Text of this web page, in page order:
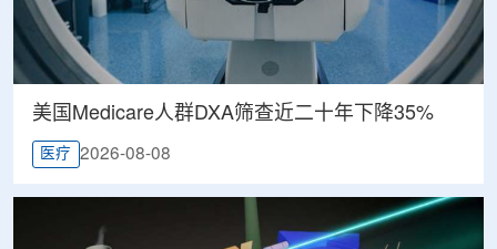
美国Medicare人群DXA筛查近二十年下降35%
医疗 2026-08-08